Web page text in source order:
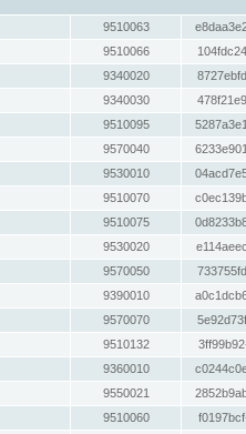
9510063
9510066
9340020
9340030
9510095
9570040
9530010
9510070
9510075
9530020
9570050
9390010
9570070
9510132
9360010
9550021
9510060